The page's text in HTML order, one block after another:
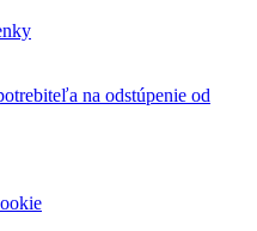
na odstúpenie od